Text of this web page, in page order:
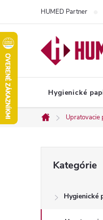
obsah
HUMED Partner
Hygienické
Domov
Upratovacie
č
kategórie
Kategórie
Hygienické